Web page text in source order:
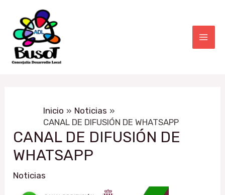
contenido
Inicio
Noticias
CANAL DE DIFUSIÓN DE WHATSAPP
CANAL DE DIFUSIÓN DE
WHATSAPP
Noticias
Navegación
entradas